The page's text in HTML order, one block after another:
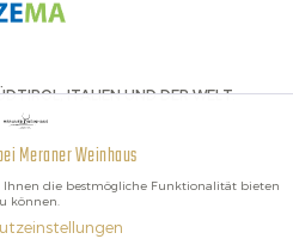
ITALIEN UND DER WELT.
Meraner Weinhaus
Ihnen die bestmögliche Funktionalität bieten
können.